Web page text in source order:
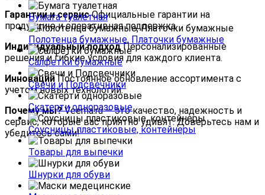
Гарантии и сервисОфициальные гарантии на
продукцию и оперативная поддержка.
Индивидуальный подходПерсонализированные
решения и гибкие условия для каждого клиента.
ИнновацииПостоянное обновление ассортимента с
учетом новых технологий.
Почему мы?Veema.ru — это качество, надежность и
сервис, которые вас приятно удивят. Доверьтесь нам и
убедитесь сами!
Бумага туалетная
Полотенца бумажные, Платочки бумажные
Салфетки бумажные
Свечи и Подсвечники
Скатерти одноразовые
Соусницы пластиковые, контейнеры
Товары для выпечки
Шнурки для обуви